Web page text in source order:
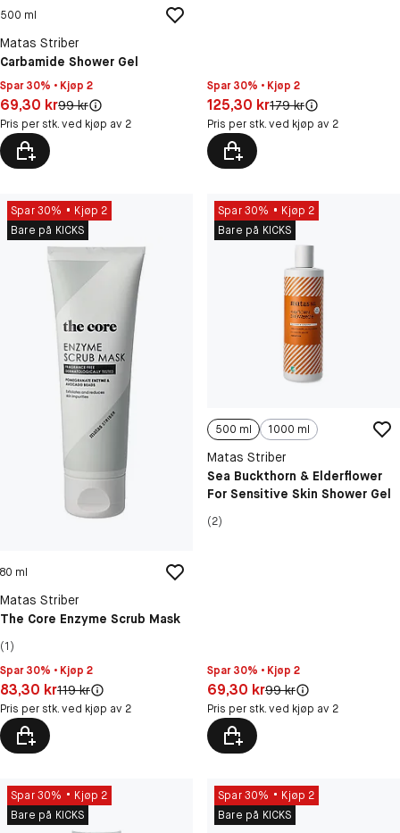
500 ml
Matas Striber
Carbamide Shower Gel
Spar 30% • Kjøp 2
Pris: 69,30 kr
69,30 krOriginal pris:
99 kr
Pris per stk. ved kjøp av 2
Spar 30% • Kjøp 2
Pris: 125,30 kr
125,30 krOriginal pris:
179 kr
Pris per stk. ved kjøp av 2
Spar 30%
Kjøp 2
Bare på KICKS
80 ml
Matas Striber
The Core Enzyme Scrub Mask
(1)
Spar 30% • Kjøp 2
Pris: 83,30 kr
83,30 krOriginal pris:
119 kr
Pris per stk. ved kjøp av 2
Spar 30%
Kjøp 2
Bare på KICKS
500 ml 1000 ml
Matas Striber
Sea Buckthorn & Elderflower
For Sensitive Skin Shower Gel
(2)
Spar 30% • Kjøp 2
Pris: 69,30 kr
69,30 krOriginal pris:
99 kr
Pris per stk. ved kjøp av 2
Spar 30%
Kjøp 2
Bare på KICKS
Spar 30%
Kjøp 2
Bare på KICKS